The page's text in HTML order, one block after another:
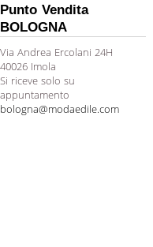
Punto Vendita
BOLOGNA
Via Andrea Ercolani 24H
40026 Imola
Si riceve solo su
appuntamento
bologna@modaedile.com